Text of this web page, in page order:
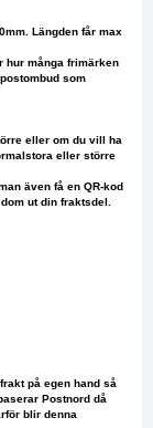
Längden får max
hur många frimärken
som
eller om du vill ha
eller större
även få en QR-kod
ut din fraktsdel.
på egen hand så
Postnord då
blir denna